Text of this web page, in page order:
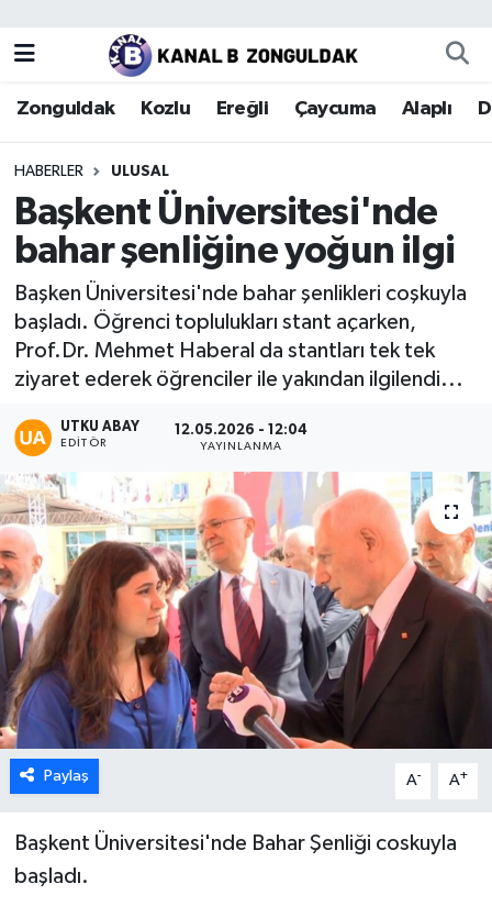
Zonguldak Kozlu Ereğli Çaycuma Alaplı
HABERLER ULUSAL
Başkent Üniversitesi'nde
bahar şenliğine yoğun ilgi
Başken Üniversitesi'nde bahar şenlikleri coşkuyla
başladı. Öğrenci toplulukları stant açarken,
Prof.Dr. Mehmet Haberal da stantları tek tek
ziyaret ederek öğrenciler ile yakından ilgilendi...
UTKU ABAY
EDITÖR
12.05.2026 - 12:04
YAYINLANMA
Paylaş A- A+
Başkent Üniversitesi'nde Bahar Şenliği coskuyla
başladı.
Zonguldak
Kozlu
Ereğli
Çaycuma
Alaplı
Devrek
Gökçebey
Bartın
Karabük
Spor
Ulusal
Zonguldak Nöbetçi Eczaneler
Zonguldak Hava Durumu
Zonguldak Trafik Yoğunluk Haritası
Puan Durumu ve Fikstür
Tüm Manşetler
Son Dakika Haberleri
Haber Arşivi